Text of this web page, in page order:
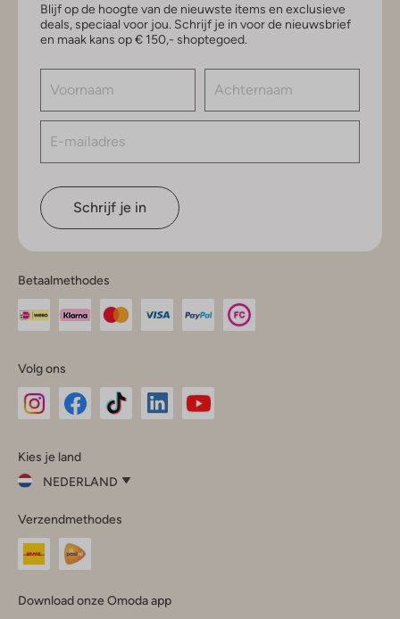
Blijf op de hoogte van de nieuwste items en exclusieve
deals, speciaal voor jou. Schrijf je in voor de nieuwsbrief
en maak kans op € 150,- shoptegoed.
Schrijf je in
Betaalmethodes
Volg ons
InstagramFacebook
Kies je land
NEDERLAND
je
land
Nederland
Verzendmethodes
Download onze Omoda app